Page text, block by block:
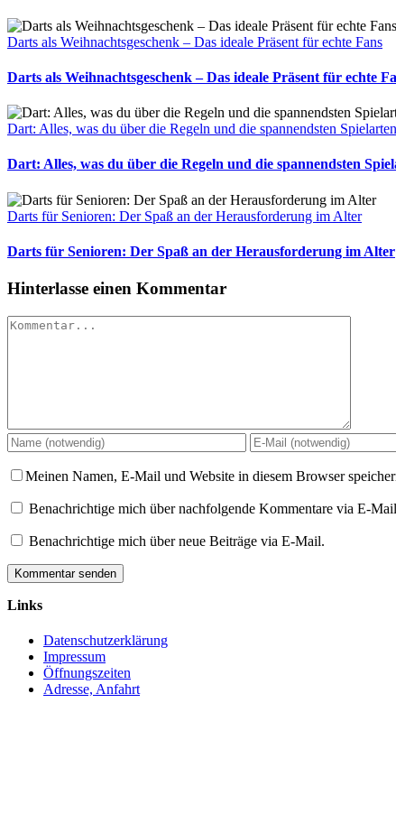
Darts als Weihnachtsgeschenk – Das ideale Präsent für echte Fans
Darts als Weihnachtsgeschenk – Das ideale Präsent für echte
Dart: Alles, was du über die Regeln und die spannendsten
Dart: Alles, was du über die Regeln und die spannendsten
Darts für Senioren: Der Spaß an der Herausforderung im Alter
Darts für Senioren: Der Spaß an der Herausforderung im Alter
Hinterlasse einen Kommentar
Kommentar
Meinen Namen, E-Mail und Website in diesem Browser
Benachrichtige mich über nachfolgende Kommentare via E-
Benachrichtige mich über neue Beiträge via E-Mail.
Links
Datenschutzerklärung
Impressum
Öffnungszeiten
Adresse, Anfahrt